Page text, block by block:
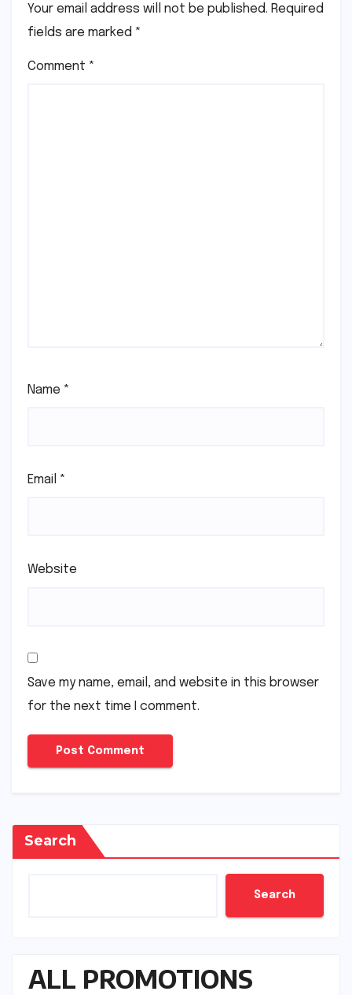
Your email address will not be published. Required
fields are marked *
Comment *
Name *
Email *
Website
Save my name, email, and website in this browser
for the next time I comment.
Search
Search
ALL PROMOTIONS